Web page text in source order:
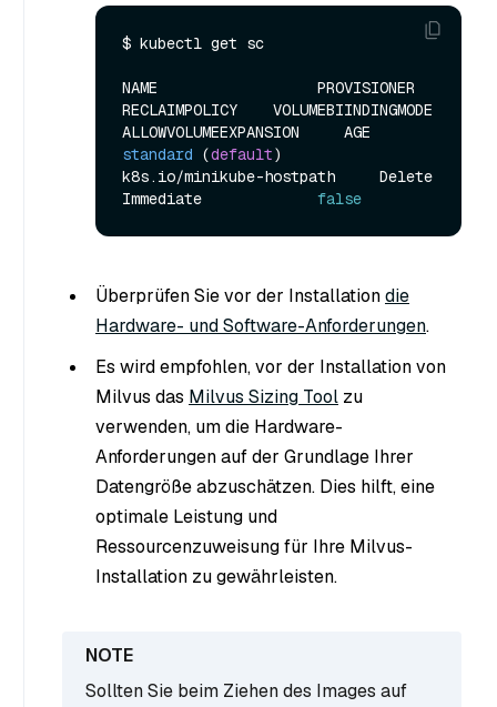
$ kubectl get sc
NAME                  PROVISIONER
RECLAIMPOLICY    VOLUMEBIINDINGMODE
standard (default)
k8s.io/minikube-hostpath     Delete
Immediate false
Überprüfen Sie vor der Installationdie
Hardware- und Software-Anforderungen.
Es wird empfohlen, vor der Installation von
Milvus das Milvus Sizing Tool zu
verwenden, um die Hardware-
Anforderungen auf der Grundlage Ihrer
Datengröße abzuschätzen. Dies hilft, eine
optimale Leistung und
Ressourcenzuweisung für Ihre Milvus-
Installation zu gewährleisten.
Sollten Sie beim Ziehen des Images auf